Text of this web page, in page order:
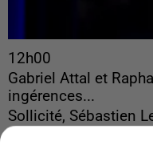
12h00
Gabriel Attal et
ingérences...
Sollicité, Sébastien
commun" avec les